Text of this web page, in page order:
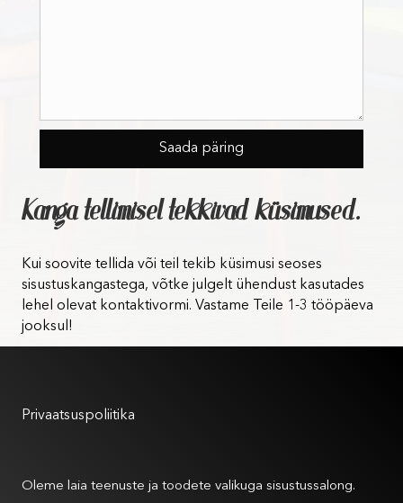
Kanga tellimisel tekkivad küsimused.
Kui soovite tellida või teil tekib küsimusi seoses
sisustuskangastega, võtke julgelt ühendust kasutades
lehel olevat kontaktivormi. Vastame Teile 1-3 tööpäeva
jooksul!
Privaatsuspoliitika
Oleme laia teenuste ja toodete valikuga sisustussalong.